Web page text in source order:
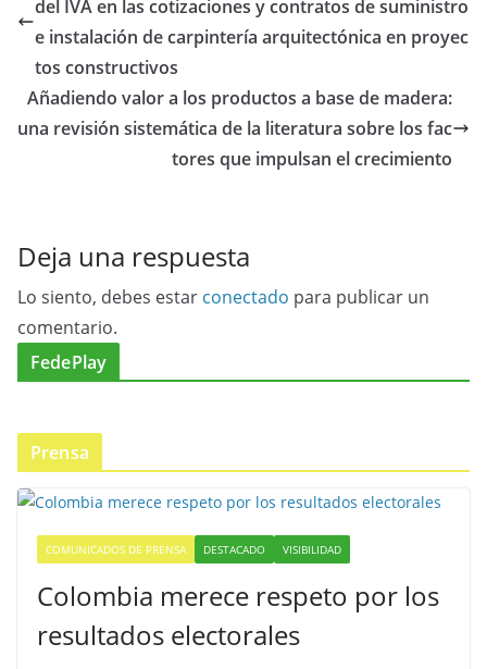
del IVA en las cotizaciones y contratos de suministro
e instalación de carpintería arquitectónica en proyec
tos constructivos
Añadiendo valor a los productos a base de madera:
una revisión sistemática de la literatura sobre los fac
tores que impulsan el crecimiento
Deja una respuesta
Lo siento, debes estar conectado para publicar un
comentario.
FedePlay
Prensa
COMUNICADOS DE PRENSA DESTACADO VISIBILIDAD
Colombia merece respeto por los
resultados electorales